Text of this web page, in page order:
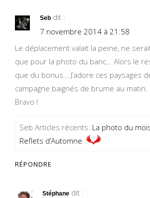
Seb dit :
7 novembre 2014 à 21:58
Le déplacement valait la peine, ne
que pour la photo du banc… Alors le
que du bonus… J’adore ces paysages
campagne baignés de brume au matin.
Bravo !
Seb Articles récents..La photo du
Reflets d’Automne
RÉPONDRE
Stéphane dit :